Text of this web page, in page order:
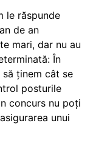
le răspunde
de an
mari, dar nu au
În
ținem cât se
posturile
concurs nu poți
unui